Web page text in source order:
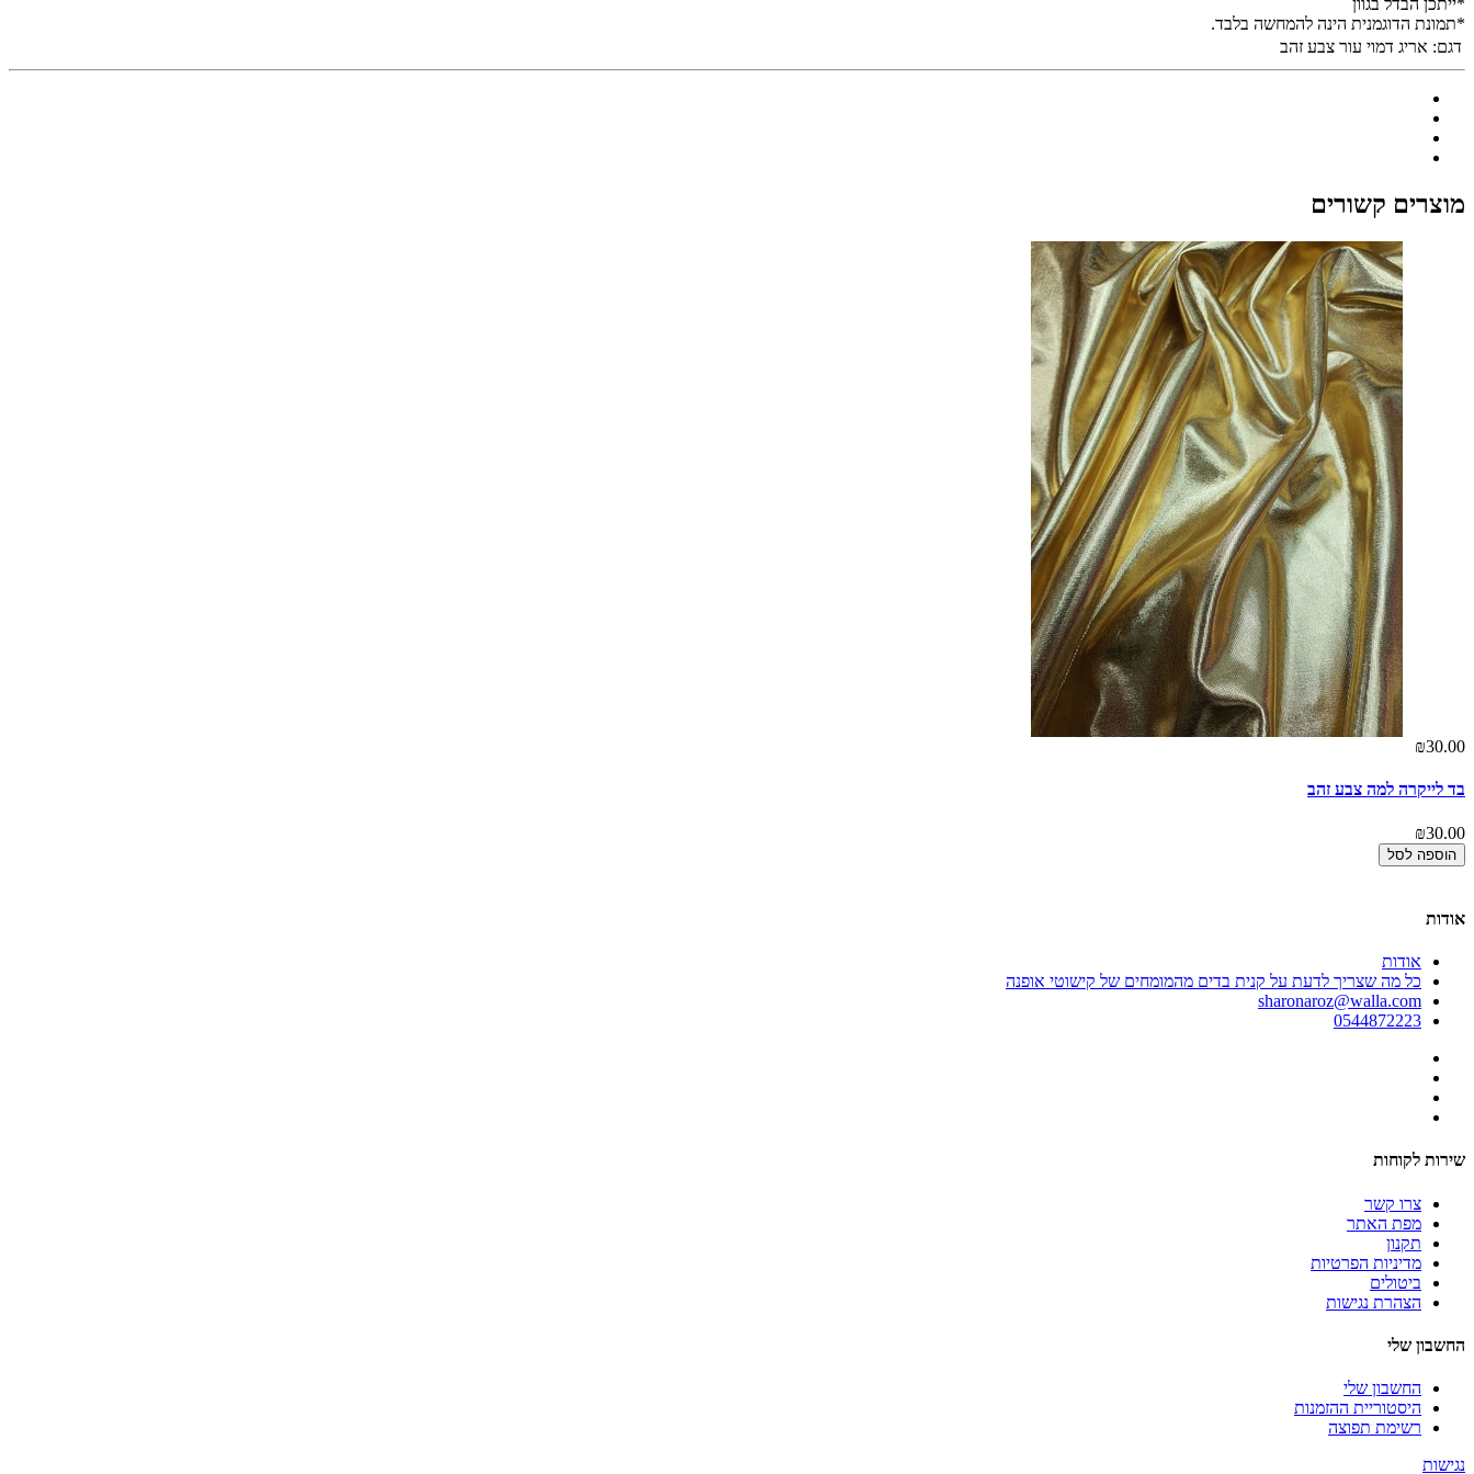
*ייתכן הבדל בגוון
*תמונת הדוגמנית הינה להמחשה בלבד.
דגם: אריג דמוי עור צבע זהב
מוצרים קשורים
₪30.00
בד לייקרה למה צבע זהב
₪30.00
הוספה לסל
אודות
אודות
כל מה שצריך לדעת על קנית בדים מהמומחים של קישוטי אופנה
sharonaroz@walla.com
0544872223
שירות לקוחות
צרו קשר
מפת האתר
תקנון
מדיניות הפרטיות
ביטולים
הצהרת נגישות
החשבון שלי
החשבון שלי
היסטוריית ההזמנות
רשימת תפוצה
נגישות